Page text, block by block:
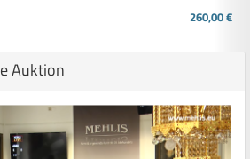
260,00 €
Auktion